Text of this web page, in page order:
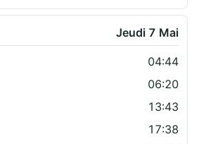
Jeudi 7 Mai
04:44
06:20
13:43
17:38